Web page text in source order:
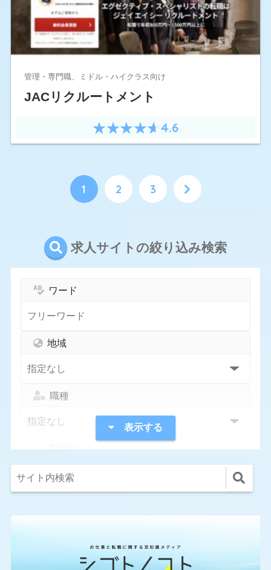
管理・専門職、ミドル・ハイクラス向け
JACリクルートメント
4.6
1 2 3
求人サイトの絞り込み検索
ワード
地域
職種
希望年収
指定なし
800万円〜
表示する